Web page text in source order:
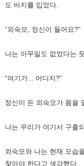
도 바지를 입었다.
“외숙모, 정신이 들어요?”
나는 아무일도 없었다는
“여기가... 어디지?”
정신이 든 외숙모가 몸을
나는 우리가 여기서 구출
외숙모와 나는 현재 모습
찾아야 한다고 생각했다.